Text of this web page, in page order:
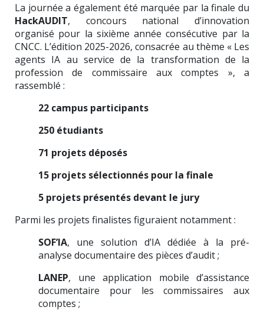
La journée a également été marquée par la finale du
HackAUDIT, concours national d’innovation
organisé pour la sixième année consécutive par la
CNCC. L’édition 2025-2026, consacrée au thème « Les
agents IA au service de la transformation de la
profession de commissaire aux comptes », a
rassemblé :
22 campus participants
250 étudiants
71 projets déposés
15 projets sélectionnés pour la finale
5 projets présentés devant le jury
Parmi les projets finalistes figuraient notamment :
SOF’IA, une solution d’IA dédiée à la pré-
analyse documentaire des pièces d’audit ;
LANEP, une application mobile d’assistance
documentaire pour les commissaires aux
comptes ;